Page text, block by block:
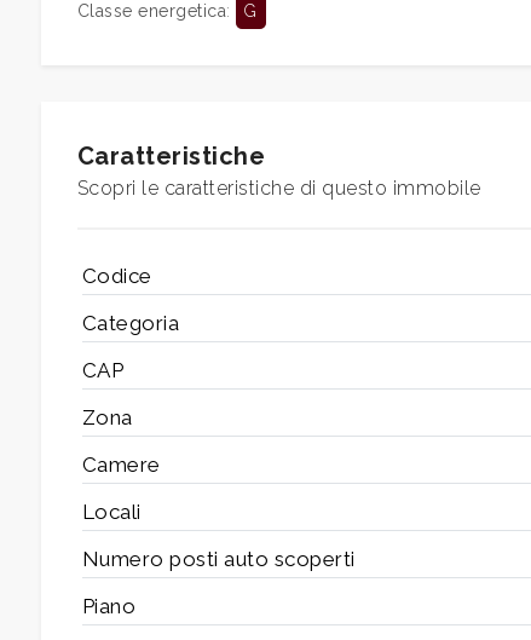
Classe energetica: G
Caratteristiche
Scopri le caratteristiche di questo immobile
Codice
Categoria
CAP
Zona
Camere
Locali
Numero posti auto scoperti
Piano